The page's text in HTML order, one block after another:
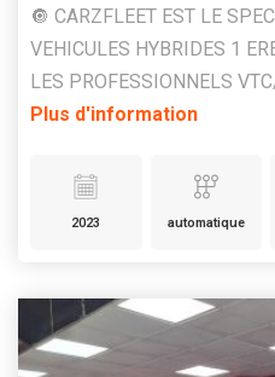
🔘 CARZFLEET EST LE
VEHICULES HYBRIDES 1
LES PROFESSIONNELS
Plus d'information
2023 automatique